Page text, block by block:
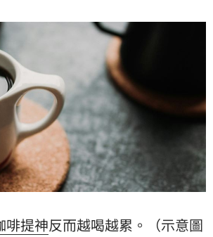
啡提神反而越喝越累。（示意圖